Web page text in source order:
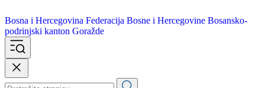
Bosna i Hercegovina
podrinjski kanton Goražde